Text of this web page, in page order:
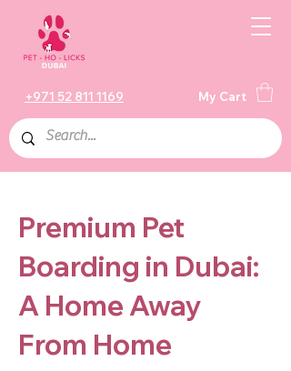
+971 52 811 1169 My Cart
Premium Pet
Boarding in Dubai:
A Home Away
From Home